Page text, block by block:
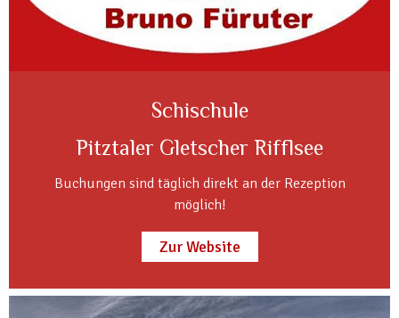
Schischule
Pitztaler Gletscher Rifflsee
Buchungen sind täglich direkt an der Rezeption
möglich!
Zur Website